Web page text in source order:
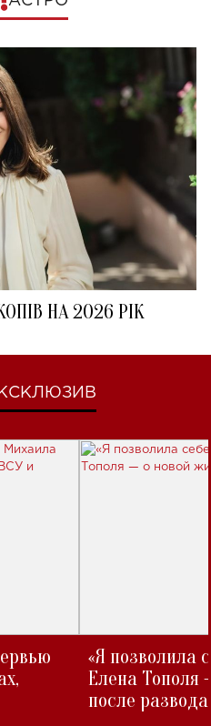
НА 2026 РІК
«Я позволила
Елена Тополя
после развода